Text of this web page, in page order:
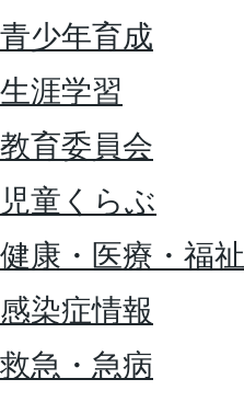
青少年育成
生涯学習
教育委員会
児童くらぶ
健康・医療・福祉
感染症情報
救急・急病